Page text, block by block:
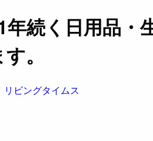
続く日用品・
。